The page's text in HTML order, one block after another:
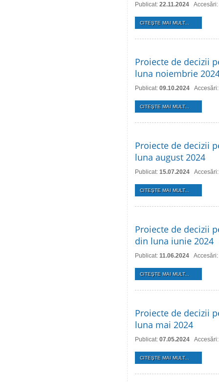
Publicat: 22.11.2024
CITEŞTE MAI MULT...
Proiecte de decizii
luna noiembrie
Publicat: 09.10.2024
CITEŞTE MAI MULT...
Proiecte de decizii
luna august 2024
Publicat: 15.07.2024
CITEŞTE MAI MULT...
Proiecte de decizii
din luna iunie 2024
Publicat: 11.06.2024
CITEŞTE MAI MULT...
Proiecte de decizii
luna mai 2024
Publicat: 07.05.2024
CITEŞTE MAI MULT...